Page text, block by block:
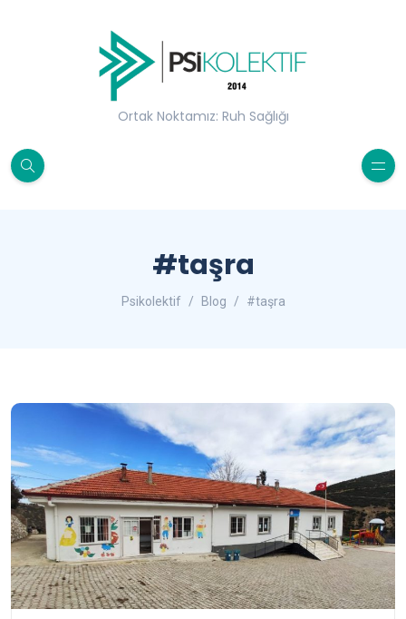
Ortak Noktamız: Ruh Sağlığı
#taşra
Psikolektif Blog #taşra